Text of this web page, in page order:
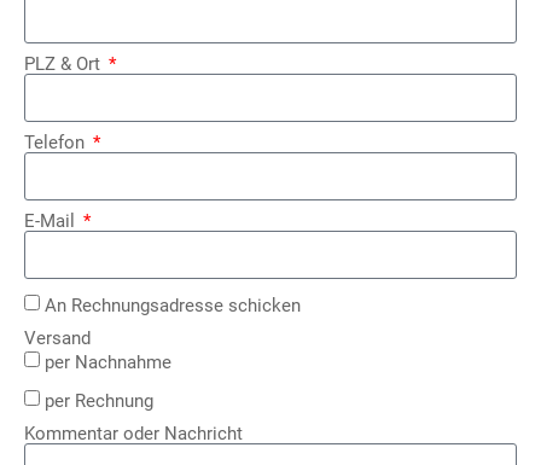
PLZ & Ort
Telefon
E-Mail
An Rechnungsadresse schicken
Versand
per Nachnahme
per Rechnung
Kommentar oder Nachricht